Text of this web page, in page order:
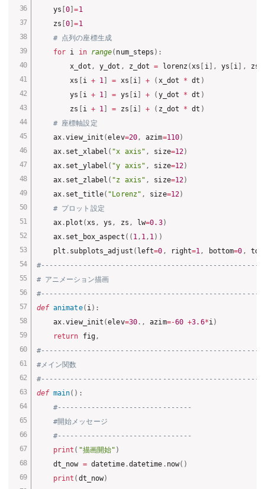
    ys
[0]=1
    zs
[0]=1
# 点列の座標生成
for i in range( num_steps ) :
        x_dot
, y_dot , z_dot = lorenz ( xs [ i ] , ys [i ] , zs
        xs
[i + 1 ] = xs [i ] + ( x_dot * dt )
        ys
[i + 1 ] = ys [i ] + ( y_dot * dt )
        zs
[i + 1 ] = zs [i ] + ( z_dot * dt )
# 座標軸設定
    ax
.view_init (elev=20, azim=110)
    ax
. set_xlabel ( "x axis" , size=12)
    ax
. set_ylabel ( "y axis" , size=12)
    ax
. set_zlabel ( "z axis" , size=12)
    ax
. set_title( "Lorenz" , size=12)
# プロット設定
    ax
. plot ( xs , ys , zs , lw=0.3)
    ax
. set_box_aspect ( ( 1 , 1 , 1 ) )
    plt
. subplots_adjust ( left=0 , right=1 , bottom=0 , top
# アニメーション描画
def animate( i ) :
    ax
.view_init (elev=30. , azim=-60 +3.6*i )
return fig,
#メイン関数
def main( ) :
#--------------------------------
#開始メッセージ
#--------------------------------
print ( "描画開始" )
    dt_now
= datetime.datetime . now( )
print ( dt_now)